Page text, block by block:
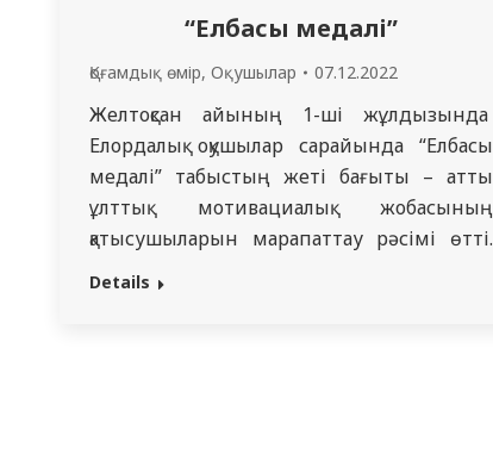
“Елбасы медалі”
Қоғамдық өмір, Оқушылар 07.12.2022
Желтоқсан айының 1-ші жұлдызында
Елордалық оқушылар сарайында “Елбасы
медалі” табыстың жеті бағыты – атты
ұлттық мотивациалық жобасының
қатысушыларын марапаттау рәсімі өтті.
Бұл жобаға 1796 жас қазақстандықтар
Details